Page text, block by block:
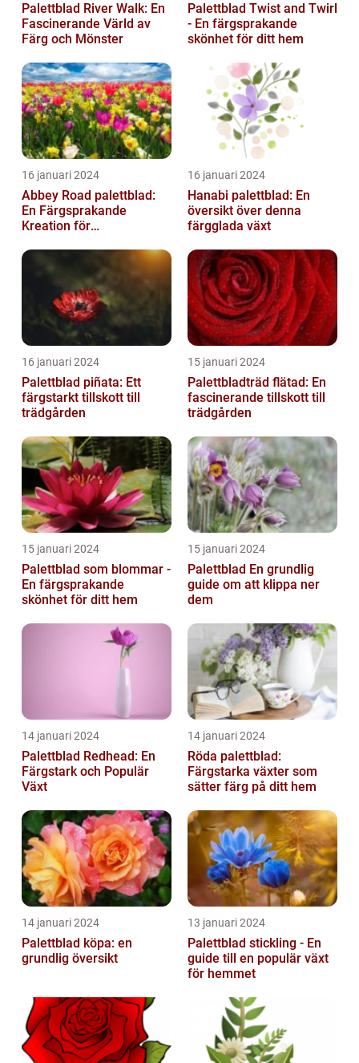
Palettblad River Walk: En
Fascinerande Värld av
Färg och Mönster
Palettblad Twist and Twirl
- En färgsprakande
skönhet för ditt hem
16 januari 2024
Abbey Road palettblad:
En Färgsprakande
Kreation för
16 januari 2024
Hanabi palettblad: En
översikt över denna
färgglada växt
16 januari 2024
Palettblad piñata: Ett
färgstarkt tillskott till
trädgården
15 januari 2024
Palettbladträd flätad: En
fascinerande tillskott till
trädgården
15 januari 2024
Palettblad som blommar -
En färgsprakande
skönhet för ditt hem
15 januari 2024
Palettblad En grundlig
guide om att klippa ner
dem
14 januari 2024
Palettblad Redhead: En
Färgstark och Populär
Växt
14 januari 2024
Röda palettblad:
Färgstarka växter som
sätter färg på ditt hem
14 januari 2024
Palettblad köpa: en
grundlig översikt
13 januari 2024
Palettblad stickling - En
guide till en populär växt
för hemmet